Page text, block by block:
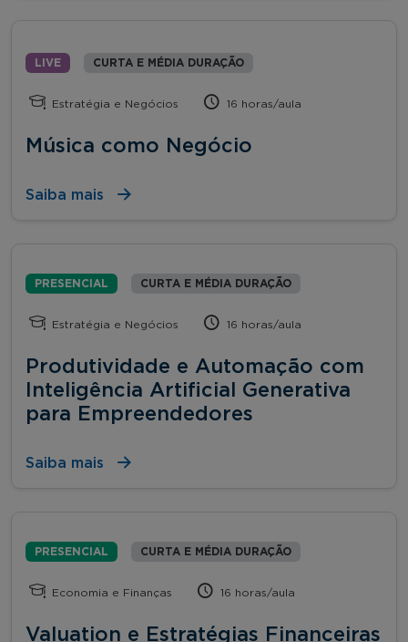
LIVE CURTA E MÉDIA DURAÇÃO
Estratégia e Negócios 16 horas/aula
Música como Negócio
Saiba mais
PRESENCIAL CURTA E MÉDIA DURAÇÃO
Estratégia e Negócios 16 horas/aula
Produtividade e Automação com
Inteligência Artificial Generativa
para Empreendedores
Saiba mais
PRESENCIAL CURTA E MÉDIA DURAÇÃO
Economia e Finanças 16 horas/aula
Valuation e Estratégias Financeiras